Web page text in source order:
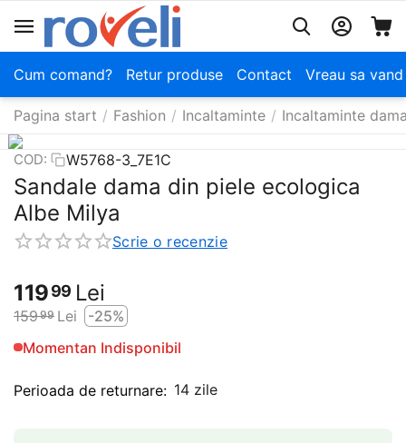
Cum comand? Retur produse Contact Vreau sa
Pagina start / Fashion / Incaltaminte / Incaltaminte
COD: W5768-3_7E1C
Sandale dama din piele ecologica
Albe Milya
Scrie o recenzie
11999 Lei
15999 Lei
-25%
Momentan Indisponibil
Perioada de returnare: 14 zile